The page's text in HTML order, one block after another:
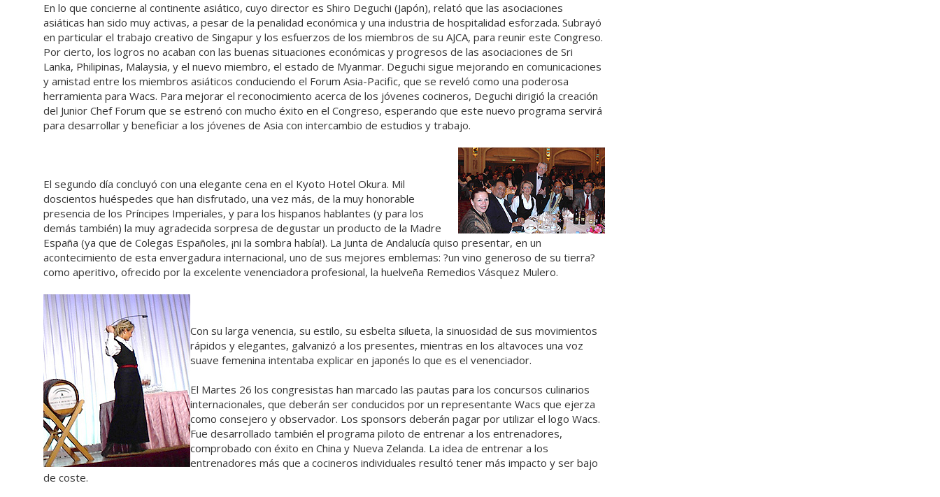
En lo que concierne al continente asiático, cuyo director es Shiro Deguchi (Japón), relató que las asociaciones
asiáticas han sido muy activas, a pesar de la penalidad económica y una industria de hospitalidad esforzada. Subrayó
en particular el trabajo creativo de Singapur y los esfuerzos de los miembros de su AJCA, para reunir este Congreso.
Por cierto, los logros no acaban con las buenas situaciones económicas y progresos de las asociaciones de Sri
Lanka, Philipinas, Malaysia, y el nuevo miembro, el estado de Myanmar. Deguchi sigue mejorando en comunicaciones
y amistad entre los miembros asiáticos conduciendo el Forum Asia-Pacific, que se reveló como una poderosa
herramienta para Wacs. Para mejorar el reconocimiento acerca de los jóvenes cocineros, Deguchi dirigió la creación
del Junior Chef Forum que se estrenó con mucho éxito en el Congreso, esperando que este nuevo programa servirá
para desarrollar y beneficiar a los jóvenes de Asia con intercambio de estudios y trabajo.
El segundo día concluyó con una elegante cena en el Kyoto Hotel Okura. Mil
doscientos huéspedes que han disfrutado, una vez más, de la muy honorable
presencia de los Príncipes Imperiales, y para los hispanos hablantes (y para los
demás también) la muy agradecida sorpresa de degustar un producto de la Madre
España (ya que de Colegas Españoles, ¡ni la sombra había!). La Junta de Andalucía quiso presentar, en un
acontecimiento de esta envergadura internacional, uno de sus mejores emblemas: ?un vino generoso de su tierra?
como aperitivo, ofrecido por la excelente venenciadora profesional, la huelveña Remedios Vásquez Mulero.
Con su larga venencia, su estilo, su esbelta silueta, la sinuosidad de sus movimientos
rápidos y elegantes, galvanizó a los presentes, mientras en los altavoces una voz
suave femenina intentaba explicar en japonés lo que es el venenciador.
El Martes 26 los congresistas han marcado las pautas para los concursos culinarios
internacionales, que deberán ser conducidos por un representante Wacs que ejerza
como consejero y observador. Los sponsors deberán pagar por utilizar el logo Wacs.
Fue desarrollado también el programa piloto de entrenar a los entrenadores,
comprobado con éxito en China y Nueva Zelanda. La idea de entrenar a los
entrenadores más que a cocineros individuales resultó tener más impacto y ser bajo
de coste.